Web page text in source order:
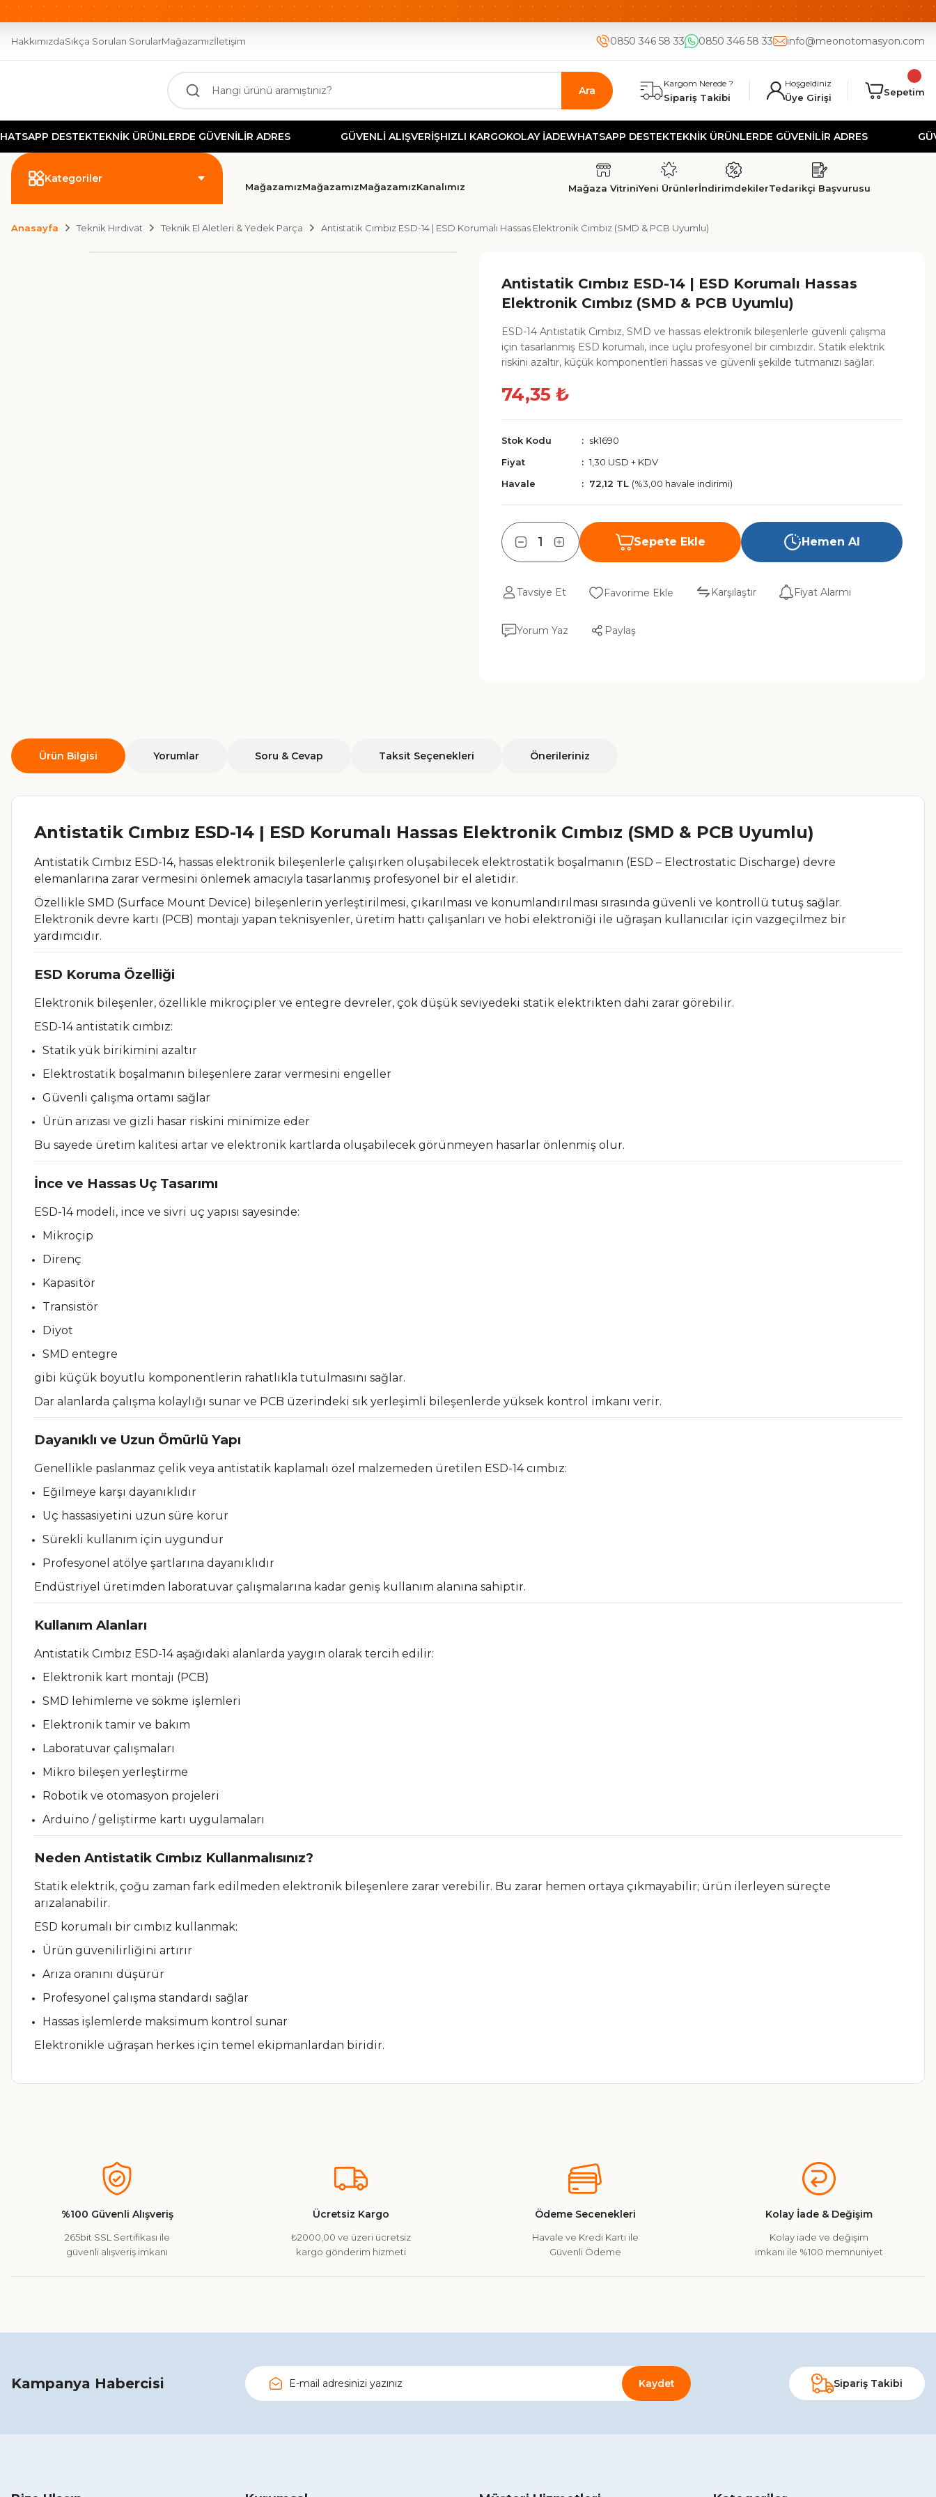
OTOMASYONUN GÜCÜ BURADA! 2000 TL ÜZERİ ÜCRETSİZ KARGO HIZLI KARGO GÜVENLİ ALIŞVERİŞ-KOLAY İADE UYGUN FİYAT
HakkımızdaSıkça Sorulan SorularMağazamızİletişim 0850 346 58 33 0850 346 58 33 info@meonotomasyon.com
Ara
Kargom Nerede ?
Sipariş Takibi
Hoşgeldiniz
Üye Girişi Sepetim
DESTEKTEKNİK ÜRÜNLERDE GÜVENİLİR ADRES GÜVENLİ ALIŞVERİŞHIZLI KARGO KOLAY İADEWHATSAPP DESTEKTEKNİK ÜRÜNLERDE GÜVENİLİR ADRES GÜVENLİ
Kategoriler
MağazamızMağazamızMağazamızKanalımız Mağaza VitriniYeni ÜrünlerİndirimdekilerTedarikçi Başvurusu
Anasayfa Teknik Hırdıvat Teknik El Aletleri & Yedek Parça Antistatik Cımbız ESD-14 | ESD Korumalı Hassas Elektronik Cımbız (SMD & PCB Uyumlu)
Antistatik Cımbız ESD-14 | ESD Korumalı Hassas
Elektronik Cımbız (SMD & PCB Uyumlu)
ESD-14 Antistatik Cımbız, SMD ve hassas elektronik bileşenlerle güvenli çalışma
için tasarlanmış ESD korumalı, ince uçlu profesyonel bir cımbızdır. Statik elektrik
riskini azaltır, küçük komponentleri hassas ve güvenli şekilde tutmanızı sağlar.
74,35 ₺
Stok Kodu
sk1690
Fiyat
1,30 USD + KDV
Havale
72,12 TL (%3,00 havale indirimi)
Sepete Ekle Hemen Al
Tavsiye Et Karşılaştır Fiyat Alarmı
Yorum Yaz Paylaş
Ürün Bilgisi Yorumlar Soru & Cevap Taksit Seçenekleri Önerileriniz
Antistatik Cımbız ESD-14 | ESD Korumalı Hassas Elektronik Cımbız (SMD & PCB Uyumlu)
Antistatik Cımbız ESD-14, hassas elektronik bileşenlerle çalışırken oluşabilecek elektrostatik boşalmanın (ESD – Electrostatic Discharge) devre
elemanlarına zarar vermesini önlemek amacıyla tasarlanmış profesyonel bir el aletidir.
Özellikle SMD (Surface Mount Device) bileşenlerin yerleştirilmesi, çıkarılması ve konumlandırılması sırasında güvenli ve kontrollü tutuş sağlar.
Elektronik devre kartı (PCB) montajı yapan teknisyenler, üretim hattı çalışanları ve hobi elektroniği ile uğraşan kullanıcılar için vazgeçilmez bir
yardımcıdır.
ESD Koruma Özelliği
Elektronik bileşenler, özellikle mikroçipler ve entegre devreler, çok düşük seviyedeki statik elektrikten dahi zarar görebilir.
ESD-14 antistatik cımbız:
Statik yük birikimini azaltır
Elektrostatik boşalmanın bileşenlere zarar vermesini engeller
Güvenli çalışma ortamı sağlar
Ürün arızası ve gizli hasar riskini minimize eder
Bu sayede üretim kalitesi artar ve elektronik kartlarda oluşabilecek görünmeyen hasarlar önlenmiş olur.
İnce ve Hassas Uç Tasarımı
ESD-14 modeli, ince ve sivri uç yapısı sayesinde:
Mikroçip
Direnç
Kapasitör
Transistör
Diyot
SMD entegre
gibi küçük boyutlu komponentlerin rahatlıkla tutulmasını sağlar.
Dar alanlarda çalışma kolaylığı sunar ve PCB üzerindeki sık yerleşimli bileşenlerde yüksek kontrol imkanı verir.
Dayanıklı ve Uzun Ömürlü Yapı
Genellikle paslanmaz çelik veya antistatik kaplamalı özel malzemeden üretilen ESD-14 cımbız:
Eğilmeye karşı dayanıklıdır
Uç hassasiyetini uzun süre korur
Sürekli kullanım için uygundur
Profesyonel atölye şartlarına dayanıklıdır
Endüstriyel üretimden laboratuvar çalışmalarına kadar geniş kullanım alanına sahiptir.
Kullanım Alanları
Antistatik Cımbız ESD-14 aşağıdaki alanlarda yaygın olarak tercih edilir:
Elektronik kart montajı (PCB)
SMD lehimleme ve sökme işlemleri
Elektronik tamir ve bakım
Laboratuvar çalışmaları
Mikro bileşen yerleştirme
Robotik ve otomasyon projeleri
Arduino / geliştirme kartı uygulamaları
Neden Antistatik Cımbız Kullanmalısınız?
Statik elektrik, çoğu zaman fark edilmeden elektronik bileşenlere zarar verebilir. Bu zarar hemen ortaya çıkmayabilir; ürün ilerleyen süreçte
arızalanabilir.
ESD korumalı bir cımbız kullanmak:
Ürün güvenilirliğini artırır
Arıza oranını düşürür
Profesyonel çalışma standardı sağlar
Hassas işlemlerde maksimum kontrol sunar
Elektronikle uğraşan herkes için temel ekipmanlardan biridir.
Ürün resmi kalitesiz, bozuk veya görüntülenemiyor.
Ürün bilgilerinde hatalar bulunuyor.
Ürün fiyatı diğer sitelerden daha pahalı.
%100 Güvenli Alışveriş
265bit SSL Sertifikası ile
güvenli alışveriş imkanı
Ücretsiz Kargo
₺2000,00 ve üzeri ücretsiz
kargo gönderim hizmeti
Ödeme Secenekleri
Havale ve Kredi Kartı ile
Güvenli Ödeme
Kolay İade & Değişim
Kolay iade ve değişim
imkanı ile %100 memnuniyet
Kampanya Habercisi Kaydet Sipariş Takibi